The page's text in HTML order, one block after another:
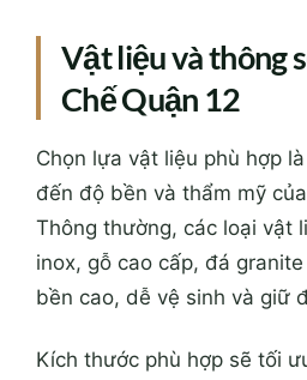
Vật liệu và thông
Chế Quận 12
Chọn lựa vật liệu phù hợp
đến độ bền và thẩm mỹ
Thông thường, các loại vật
inox, gỗ cao cấp, đá
bền cao, dễ vệ sinh và giữ
Kích thước phù hợp sẽ tối